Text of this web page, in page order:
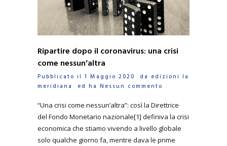
Ripartire dopo il coronavirus: una crisi
come nessun’altra
Pubblicato il 1 Maggio 2020 da edizioni la
meridiana
ed ha Nessun commento
“Una crisi come nessun’altra”: così la Direttrice
del Fondo Monetario nazionale[1] definiva la crisi
economica che stiamo vivendo a livello globale
solo qualche giorno fa, mentre dava le prime